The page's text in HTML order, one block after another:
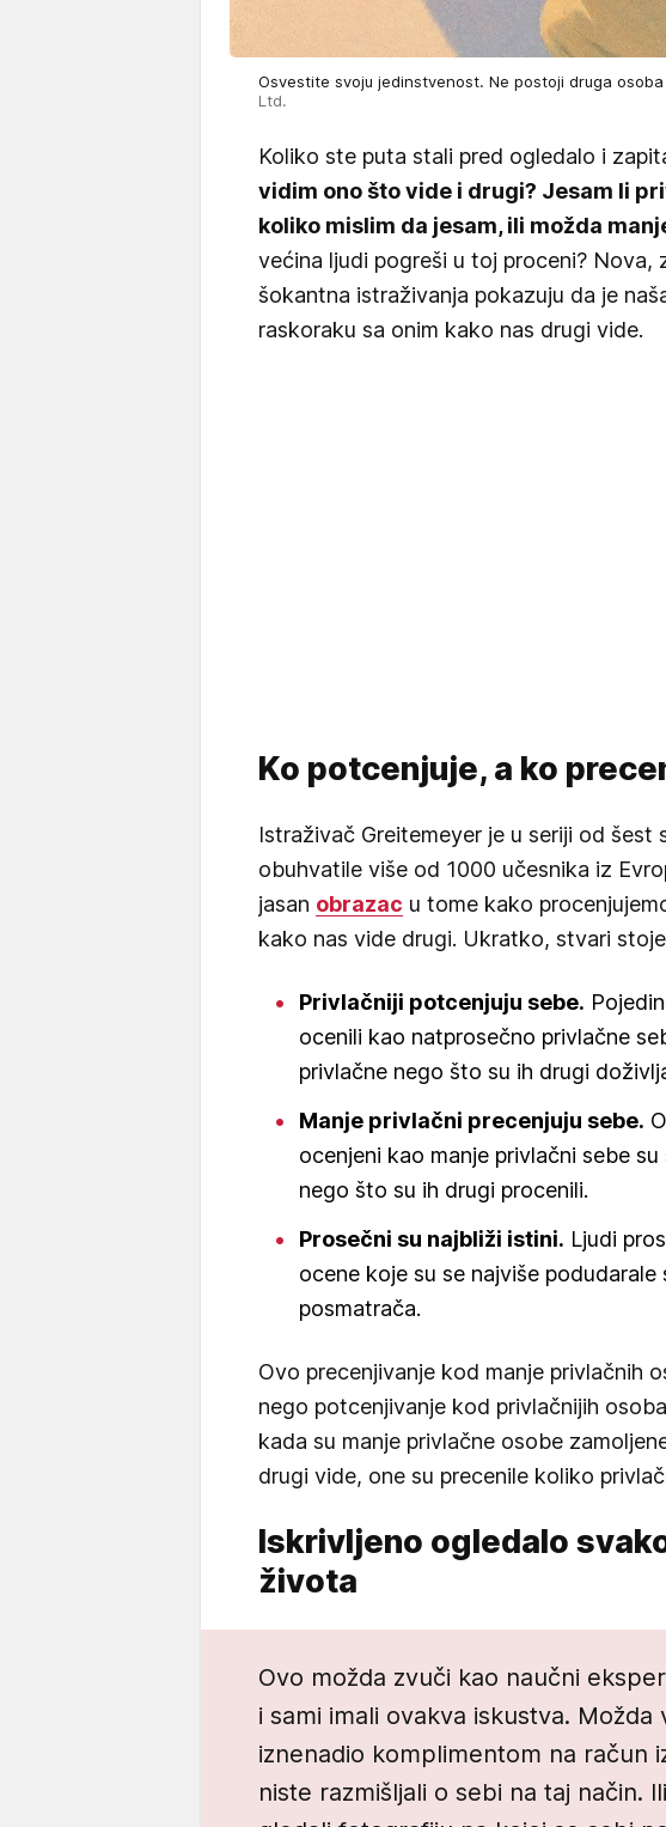
Osvestite svoju jedinstvenost. Ne postoji druga
Ltd.
Koliko ste puta stali pred ogledalo i
vidim ono što vide i drugi? Jesam li
koliko mislim da jesam, ili možda
većina ljudi pogreši u toj proceni? Nova,
šokantna istraživanja pokazuju da je
raskoraku sa onim kako nas drugi vide.
Ko potcenjuje, a ko
Istraživač Greitemeyer je u seriji od šest
obuhvatile više od 1000 učesnika iz
jasan obrazac u tome kako
kako nas vide drugi. Ukratko, stvari
Privlačniji potcenjuju sebe.
ocenili kao natprosečno privlačne
privlačne nego što su ih drugi
Manje privlačni precenjuju sebe.
ocenjeni kao manje privlačni sebe
nego što su ih drugi procenili.
Prosečni su najbliži istini. Ljudi
ocene koje su se najviše podudarale
posmatrača.
Ovo precenjivanje kod manje privlačnih
nego potcenjivanje kod privlačnijih
kada su manje privlačne osobe
drugi vide, one su precenile koliko
Iskrivljeno ogledalo
života
Ovo možda zvuči kao naučni
i sami imali ovakva iskustva. Možda
iznenadio komplimentom na račun
niste razmišljali o sebi na taj način.